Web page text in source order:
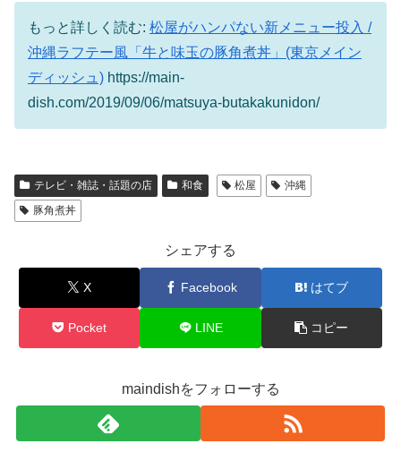
もっと詳しく読む: 松屋がハンパない新メニュー投入 /
沖縄ラフテー風「牛と味玉の豚角煮丼」(東京メイン
ディッシュ) https://main-
dish.com/2019/09/06/matsuya-butakakunidon/
テレビ・雑誌・話題の店 和食 松屋
沖縄
豚角煮丼
シェアする
X Facebook はてブ
Pocket LINE コピー
maindishをフォローする